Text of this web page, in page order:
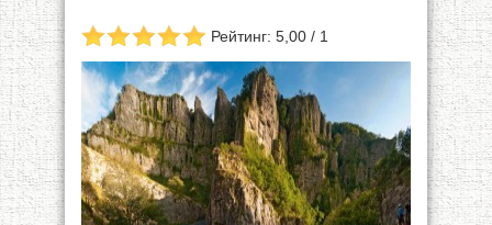
Рейтинг: 5,00 / 1